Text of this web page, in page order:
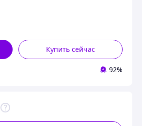
Купить сейчас
92%